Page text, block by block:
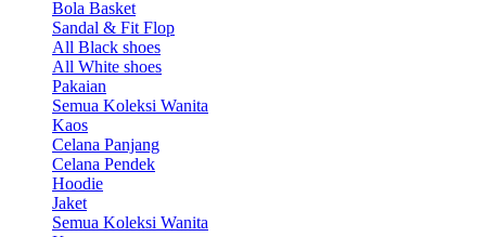
Bola Basket
Sandal & Fit Flop
All Black shoes
All White shoes
Pakaian
Semua Koleksi Wanita
Kaos
Celana Panjang
Celana Pendek
Hoodie
Jaket
Semua Koleksi Wanita